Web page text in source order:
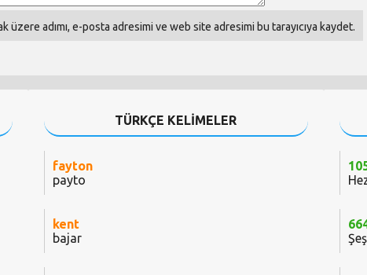
üzere adımı, e-posta adresimi ve web site adresimi bu tarayıcıya kaydet.
TÜRKÇE KELİMELER
fayton
payto
kent
bajar